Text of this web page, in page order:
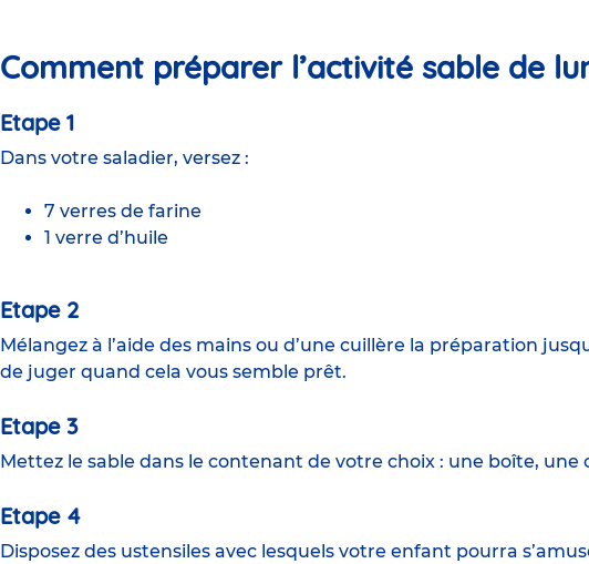
Comment préparer l’activité sable de
Etape 1
Dans votre saladier, versez :
7 verres de farine
1 verre d’huile
Etape 2
Mélangez à l’aide des mains ou d’une cuillère la préparation
de juger quand cela vous semble prêt.
Etape 3
Mettez le sable dans le contenant de votre choix : une boîte, une
Etape 4
Disposez des ustensiles avec lesquels votre enfant pourra